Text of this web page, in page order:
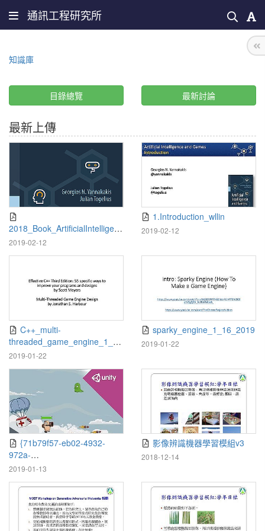
通訊工程研究所
知識庫
目錄總覽 最新討論
最新上傳
2018_Book_ArtificialIntelligenc
eAndGames
2019-02-12
1.Introduction_wllin
2019-02-12
C++_multi-
threaded_game_engine_1_22
_2019
2019-01-22
sparky_engine_1_16_2019
2019-01-22
{71b79f57-eb02-4932-
972a-
3c1d001ccb06}_Unity_Curricu
min-v2
2019-01-13
影像辨識機器學習模組v3
2018-12-14